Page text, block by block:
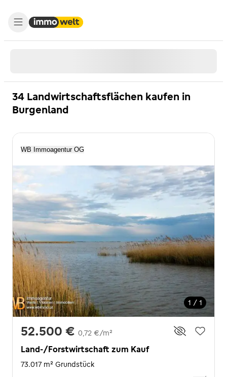
34 Landwirtschaftsflächen kaufen in
Burgenland
WB Immoagentur OG
1 / 1
52.500 € 0,72 €/m²
Land-/Forstwirtschaft zum Kauf
73.017 m² Grundstück